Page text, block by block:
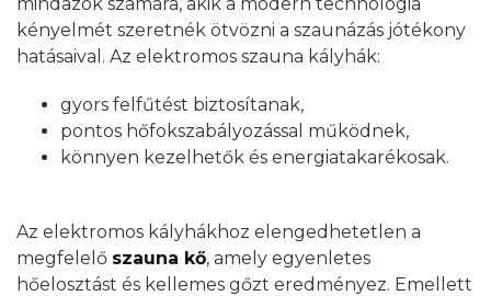
kényelmét szeretnék ötvözni a szaunázás jótékony
hatásaival. Az elektromos szauna kályhák:
gyors felfűtést biztosítanak,
pontos hőfokszabályozással működnek,
könnyen kezelhetők és energiatakarékosak.
Az elektromos kályhákhoz elengedhetetlen a
megfelelő szauna kő, amely egyenletes
hőelosztást és kellemes gőzt eredményez. Emellett